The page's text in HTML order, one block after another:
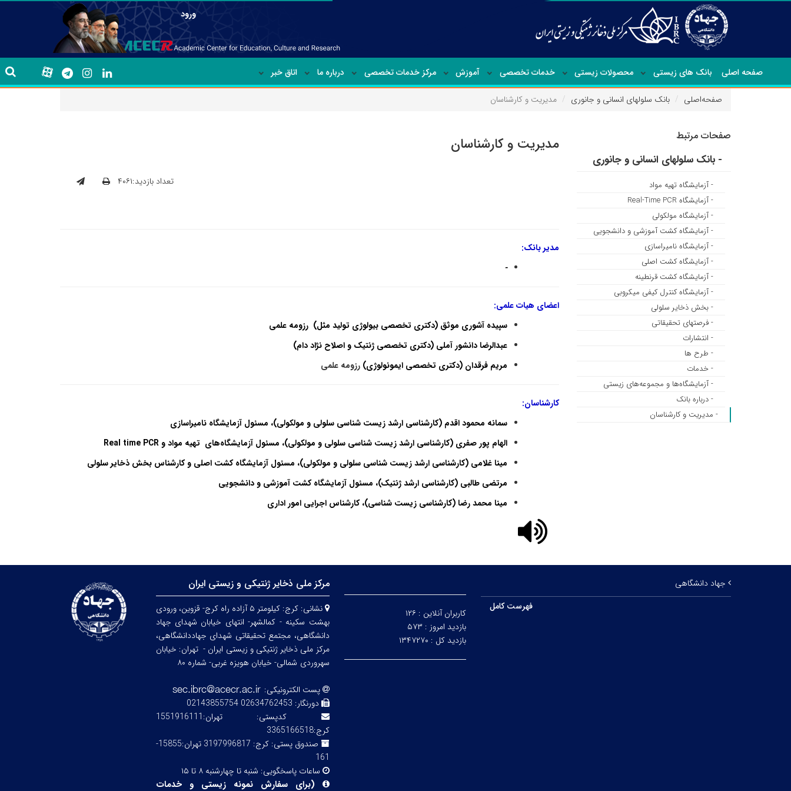
ورود
صفحه اصلی بانک های زیستی محصولات زیستی خدمات تخصصی آموزش مرکز خدمات تخصصی درباره ما اتاق خبر
صفحه‌اصلی بانک سلولهای انسانی و جانوری مدیریت و کارشناسان
مدیریت و کارشناسان
تعداد بازدید:۴۰۶۱
مدیر بانک:
-
اعضای هیات علمی:
سپیده آشوری موثق (دکتری تخصصی بیولوژی تولید مثل)رزومه علمی
عبدالرضا دانشور آملی (دکتری تخصصی ژنتیک و اصلاح نژاد دام)
مریم فرقدان (دکتری تخصصی ایمونولوژی)رزومه علمی
کارشناسان:
سمانه محمود اقدم (کارشناسی ارشد زیست شناسی سلولی و مولکولی)، مسئول آزمایشگاه نامیراسازی
الهام پور صفری (کارشناسی ارشد زیست شناسی سلولی و مولکولی)، مسئولآزمایشگاه‌های تهیه مواد وReal time PCR
مینا غلامی (کارشناسی ارشدزیست شناسی سلولی و مولکولی)، مسئول آزمایشگاه کشت اصلی و کارشناس بخش ذخایر سلولی
مرتضی طالبی (کارشناسی ارشد ژنتیک)، مسئول آزمایشگاه کشت آموزشی و دانشجویی
مینا محمد رضا (کارشناسی زیست شناسی)، کارشناس اجرایی امور اداری
صفحات مرتبط
- بانک سلولهای انسانی و جانوری
- آزمایشگاه تهیه مواد
- آزمایشگاه Real-Time PCR
- آزمایشگاه مولکولی
- آزمایشگاه کشت آموزشی و دانشجویی
- آزمایشگاه نامیراسازی
- آزمایشگاه کشت اصلی
- آزمایشگاه کشت قرنطینه
- آزمایشگاه کنترل کیفی میکروبی
- بخش ذخایر سلولی
- فرصتهای تحقیقاتی
- انتشارات
- طرح ها
- خدمات
- آزمایشگاه‌ها و مجموعه‌های زیستی
- درباره بانک
- مدیریت و کارشناسان
جهاد دانشگاهی
فهرست کامل
کاربران آنلاین : ۱۲۶
بازدید امروز : ۵۷۳
بازدید کل : ۱۳۴۷۲۷۰
مرکز ملی ذخایر ژنتیکی و زیستی ایران
نشانی:
کرج: کیلومتر ۵ آزاده راه کرج- قزوین، ورودی
بهشت سکینه - کمالشهر- انتهای خیابان شهدای جهاد
دانشگاهی، مجتمع تحقیقاتی شهدای جهاددانشگاهی،
مرکز ملی ذخایر ژنتیکی و زیستی ایران - تهران: خیابان
سهروردی شمالی- خیابان هویزه غربی- شماره ۸۰
پست الکترونیکی:
دورنگار: 02634762453 02143855754
کدپستی:
تهران:1551916111
کرج:3365166518
صندوق پستی:
کرج: 3197996817 تهران:15855-
161
ساعات پاسخگویی: شنبه تا چهارشنبه ۸ تا ۱۵
(برای سفارش نمونه زیستی و خدمات